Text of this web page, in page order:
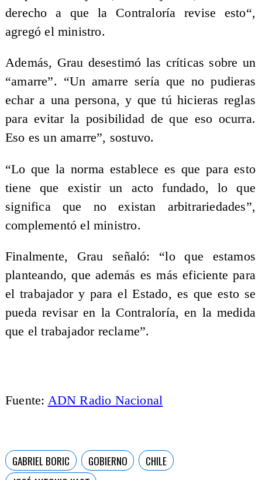
derecho a que la Contraloría revise esto“,
agregó el ministro.
Además, Grau desestimó las críticas sobre un
“amarre”. “Un amarre sería que no pudieras
echar a una persona, y que tú hicieras reglas
para evitar la posibilidad de que eso ocurra.
Eso es un amarre”, sostuvo.
“Lo que la norma establece es que para esto
tiene que existir un acto fundado, lo que
significa que no existan arbitrariedades”,
complementó el ministro.
Finalmente, Grau señaló: “lo que estamos
planteando, que además es más eficiente para
el trabajador y para el Estado, es que esto se
pueda revisar en la Contraloría, en la medida
que el trabajador reclame”.
Fuente: ADN Radio Nacional
GABRIEL BORIC GOBIERNO
CHILE